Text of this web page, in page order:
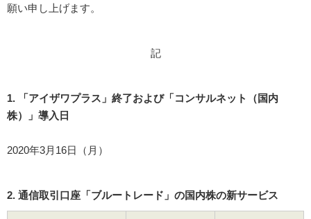
願い申し上げます。
記
1. 「アイザワプラス」終了および「コンサルネット（国内
株）」導入日
2020年3月16日（月）
2. 通信取引口座「ブルートレード」の国内株の新サービス